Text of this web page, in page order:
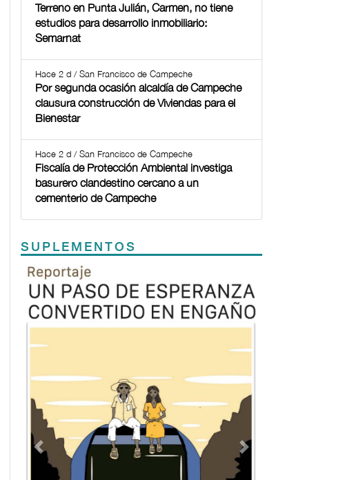
Terreno en Punta Julián, Carmen, no tiene
estudios para desarrollo inmobiliario:
Semarnat
Hace 2 d / San Francisco de Campeche
Por segunda ocasión alcaldía de Campeche
clausura construcción de Viviendas para el
Bienestar
Hace 2 d / San Francisco de Campeche
Fiscalía de Protección Ambiental investiga
basurero clandestino cercano a un
cementerio de Campeche
SUPLEMENTOS
Previous Next